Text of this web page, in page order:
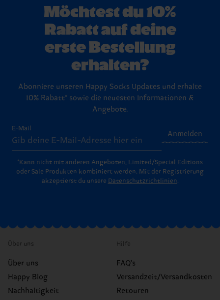
Möchtest du 10%
Rabatt auf deine
erste Bestellung
erhalten?
Abonniere unseren Happy Socks Updates und erhalte
10% Rabatt* sowie die neuesten Informationen &
Angebote.
E-Mail
Anmelden
*Kann nicht mit anderen Angeboten, Limited/Special Editions
oder Sale Produkten kombiniert werden. Mit der Registrierung
akzeptierst du unsere Datenschutzrichtlinien.
Über uns
Über uns
Happy Blog
Nachhaltigkeit
Hilfe
FAQ's
Versandzeit/Versandkosten
Retouren